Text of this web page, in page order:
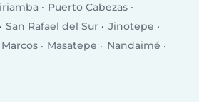
Puerto Cabezas
San Rafael del Sur
Jinotepe
Masatepe
Nandaimé